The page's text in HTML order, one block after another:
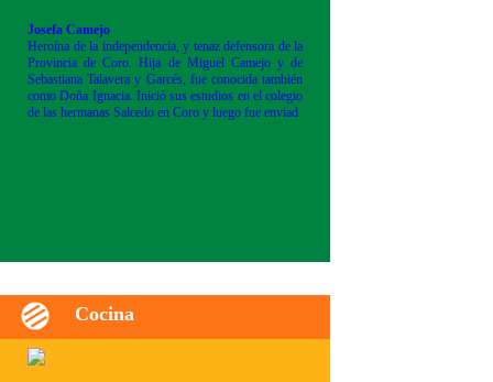
Josefa Camejo
Heroína de la independencia, y tenaz defensora de la
Provincia de Coro. Hija de Miguel Camejo y de
Sebastiana Talavera y Garcés, fue conocida también
como Doña Ignacia. Inició sus estudios en el colegio
de las hermanas Salcedo en Coro y luego fue enviad
Cocina